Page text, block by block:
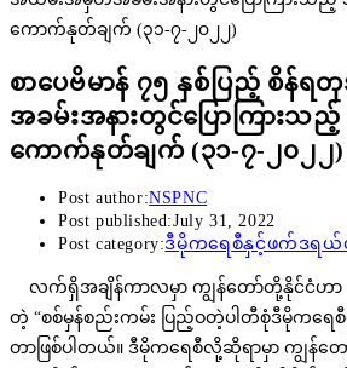
စာပေဗိမာန် ၇၅ နှစ်ပြည့် စိန်
အခမ်းအနားတွင်ပြောကြားသ
ကောက်နုတ်ချက် (၃၁-၇-၂၀၂၂)
Post author:NSPNC
Post published:July 31, 2022
Post category:ဒီမိုကရေစီနှင့်ဖက်ဒရ
လက်ရှိအချိန်ကာလမှာ ကျွန်တော်တို့နိုင်ငံဟာ
တဲ့ “စစ်မှန်စည်းကမ်း ပြည့်ဝတဲ့ပါတီစုံဒီမိုကရေ
တာဖြစ်ပါတယ်။ ဒီမိုကရေစီလို့ဆိုရာမှာ ကျွန်တ